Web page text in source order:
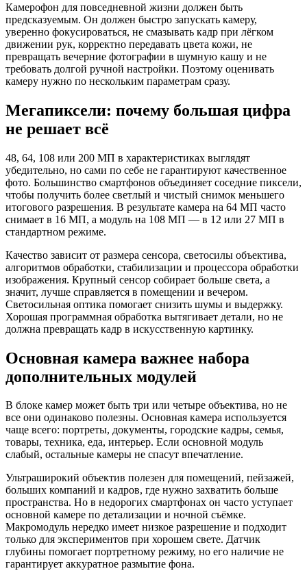
Камерофон для повседневной жизни должен быть
предсказуемым. Он должен быстро запускать камеру,
уверенно фокусироваться, не смазывать кадр при лёгком
движении рук, корректно передавать цвета кожи, не
превращать вечерние фотографии в шумную кашу и не
требовать долгой ручной настройки. Поэтому оценивать
камеру нужно по нескольким параметрам сразу.
Мегапиксели: почему большая цифра
не решает всё
48, 64, 108 или 200 МП в характеристиках выглядят
убедительно, но сами по себе не гарантируют качественное
фото. Большинство смартфонов объединяет соседние пиксели,
чтобы получить более светлый и чистый снимок меньшего
итогового разрешения. В результате камера на 64 МП часто
снимает в 16 МП, а модуль на 108 МП — в 12 или 27 МП в
стандартном режиме.
Качество зависит от размера сенсора, светосилы объектива,
алгоритмов обработки, стабилизации и процессора обработки
изображения. Крупный сенсор собирает больше света, а
значит, лучше справляется в помещении и вечером.
Светосильная оптика помогает снизить шумы и выдержку.
Хорошая программная обработка вытягивает детали, но не
должна превращать кадр в искусственную картинку.
Основная камера важнее набора
дополнительных модулей
В блоке камер может быть три или четыре объектива, но не
все они одинаково полезны. Основная камера используется
чаще всего: портреты, документы, городские кадры, семья,
товары, техника, еда, интерьер. Если основной модуль
слабый, остальные камеры не спасут впечатление.
Ультраширокий объектив полезен для помещений, пейзажей,
больших компаний и кадров, где нужно захватить больше
пространства. Но в недорогих смартфонах он часто уступает
основной камере по детализации и ночной съёмке.
Макромодуль нередко имеет низкое разрешение и подходит
только для экспериментов при хорошем свете. Датчик
глубины помогает портретному режиму, но его наличие не
гарантирует аккуратное размытие фона.